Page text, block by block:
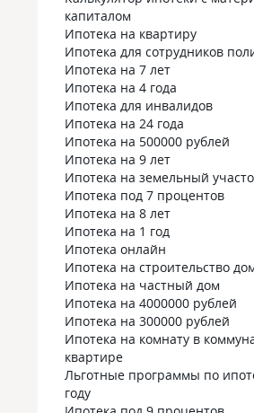
капиталом
Ипотека на квартиру
Ипотека для сотрудников
Ипотека на 7 лет
Ипотека на 4 года
Ипотека для инвалидов
Ипотека на 24 года
Ипотека на 500000 рублей
Ипотека на 9 лет
Ипотека на земельный
Ипотека под 7 процентов
Ипотека на 8 лет
Ипотека на 1 год
Ипотека онлайн
Ипотека на строительство
Ипотека на частный дом
Ипотека на 4000000 рублей
Ипотека на 300000 рублей
Ипотека на комнату в
квартире
Льготные программы по
году